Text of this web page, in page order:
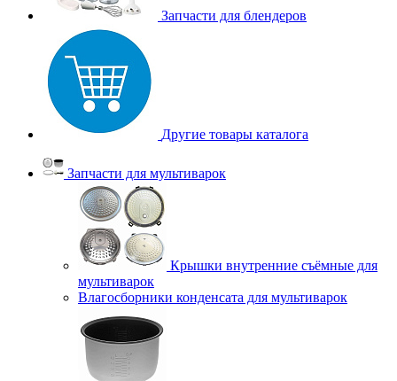
Запчасти для блендеров
Другие товары каталога
Запчасти для мультиварок
Крышки внутренние съёмные для
мультиварок
Влагосборники конденсата для мультиварок